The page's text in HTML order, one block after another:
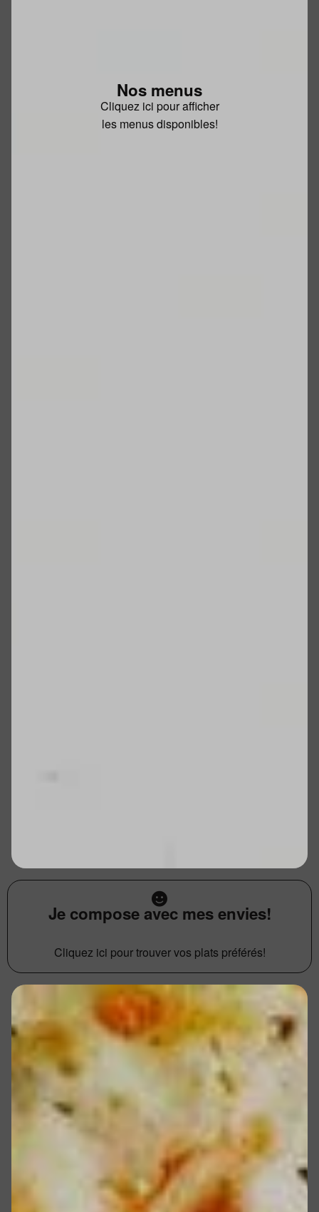
Nos menus
Cliquez ici pour afficher
les menus disponibles!
Je compose avec mes envies!
Cliquez ici pour trouver vos plats préférés!